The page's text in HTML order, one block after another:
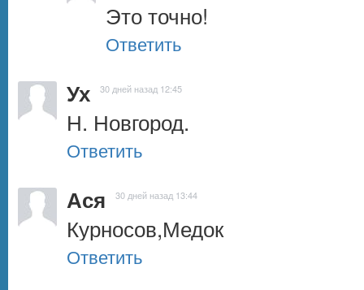
Это точно!
Ответить
Ух 30 дней назад 12:45
Н. Новгород.
Ответить
Ася 30 дней назад 13:44
Курносов,Медок
Ответить